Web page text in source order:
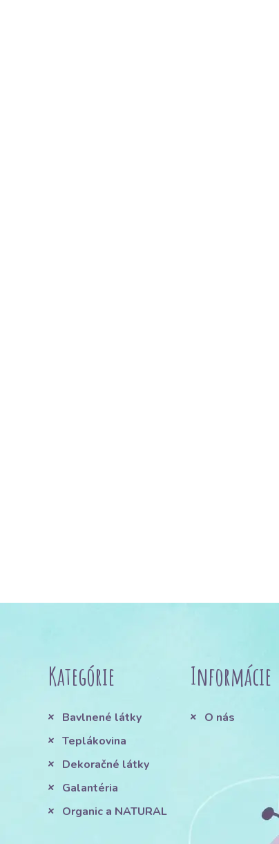
Kategórie
Bavlnené látky
Teplákovina
Dekoračné látky
Galantéria
Organic a NATURAL
Informácie
O nás